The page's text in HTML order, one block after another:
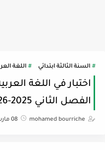
السنة الثالثة ابتدائي اللغة
اختبار في اللغة
الفصل الثاني 2025-2026
mohamed bourriche 08 مارس 2026